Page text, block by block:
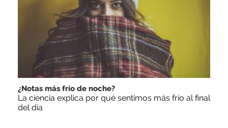
¿Notas más frío de noche?
La ciencia explica por qué sentimos más frío al final
del día